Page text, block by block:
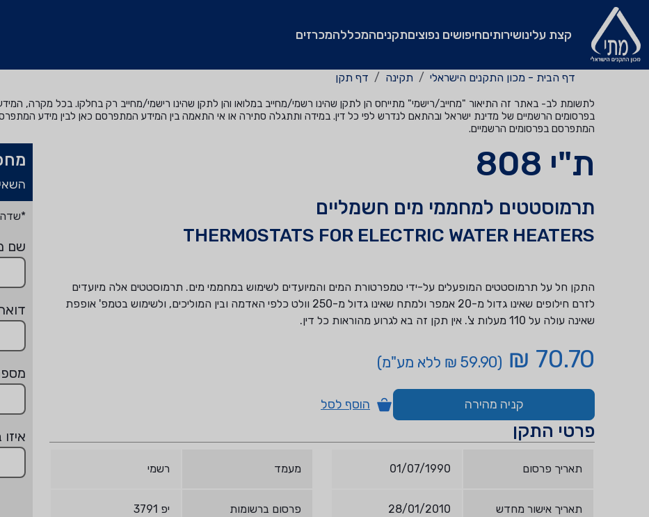
קצת עלינושירותיםחיפושים נפוציםתקניםהמכללהמכרזים
דף הבית - מכון התקנים הישראלי תקינה דף תקן
לתשומת לב- באתר זה התיאור "מחייב/רישמי" מתייחס הן לתקן שהינו רשמי/מחייב במלואו והן לתקן שהינו רישמי/מחייב רק בחלקו. בכל מקרה,
בפרסומים הרשמיים של מדינת ישראל ובהתאם לנדרש לפי כל דין. במידה ותתגלה סתירה או אי התאמה בין המידע המתפרסם כאן לבין מידע
המתפרסם בפרסומים הרשמיים.
ת"י 808
תרמוסטטים למחממי מים חשמליים
THERMOSTATS FOR ELECTRIC WATER HEATERS
התקן חל על תרמוסטטים המופעלים על-ידי טמפרטורת המים והמיועדים לשימוש במחממי מים. תרמוסטטים אלה מיועדים
לזרם חילופים שאינו גדול מ-20 אמפר ולמתח שאינו גדול מ-250 וולט כלפי האדמה ובין המוליכים, ולשימוש בטמפ' אופפת
שאינה עולה על 110 מעלות צ'. אין תקן זה בא לגרוע מהוראות כל דין.
70.70 ₪ (59.90 ₪ ללא מע"מ)
קניה מהירה הוסף לסל
פרטי התקן
תאריך פרסום 01/07/1990
תאריך אישור מחדש 28/01/2010
מעמד רשמי
פרסום ברשומות יפ 3791
שם